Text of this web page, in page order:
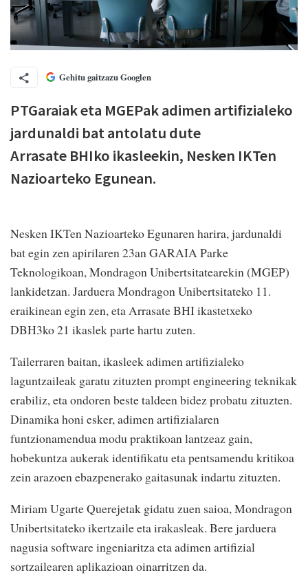
Gehitu gaitzazu Googlen
PTGaraiak eta MGEPak adimen artifizialeko
jardunaldi bat antolatu dute
Arrasate BHIko ikasleekin, Nesken IKTen
Nazioarteko Egunean.
Nesken IKTen Nazioarteko Egunaren harira, jardunaldi
bat egin zen apirilaren 23an GARAIA Parke
Teknologikoan, Mondragon Unibertsitatearekin (MGEP)
lankidetzan. Jarduera Mondragon Unibertsitateko 11.
eraikinean egin zen, eta Arrasate BHI ikastetxeko
DBH3ko 21 ikaslek parte hartu zuten.
Tailerraren baitan, ikasleek adimen artifizialeko
laguntzaileak garatu zituzten prompt engineering teknikak
erabiliz, eta ondoren beste taldeen bidez probatu zituzten.
Dinamika honi esker, adimen artifizialaren
funtzionamendua modu praktikoan lantzeaz gain,
hobekuntza aukerak identifikatu eta pentsamendu kritikoa
zein arazoen ebazpenerako gaitasunak indartu zituzten.
Miriam Ugarte Querejetak gidatu zuen saioa, Mondragon
Unibertsitateko ikertzaile eta irakasleak. Bere jarduera
nagusia software ingeniaritza eta adimen artifizial
sortzailearen aplikazioan oinarritzen da.